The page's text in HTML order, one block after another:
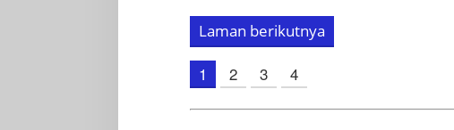
Laman berikutnya
1 2 3 4